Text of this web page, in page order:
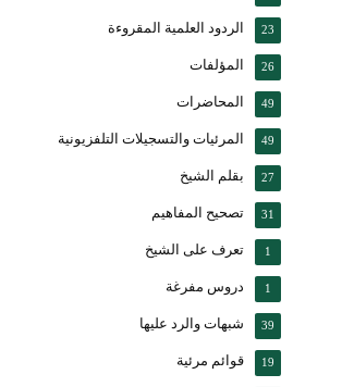
الردود العلمية المقروءة 23
المؤلفات 26
المحاضرات 49
المرئيات والتسجيلات التلفزيونية 49
بقلم الشيخ 27
تصحيح المفاهيم 31
تعرف على الشيخ 1
دروس مفرغة 1
شبهات والرد عليها 39
قوائم مرئية 19